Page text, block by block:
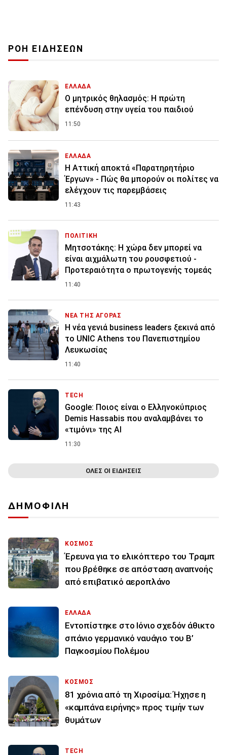
ΡΟΗ ΕΙΔΗΣΕΩΝ
ΕΛΛΑΔΑ
Ο μητρικός θηλασμός: Η πρώτη
επένδυση στην υγεία του παιδιού
11:50
ΕΛΛΑΔΑ
Η Αττική αποκτά «Παρατηρητήριο
Έργων» - Πώς θα μπορούν οι πολίτες να
ελέγχουν τις παρεμβάσεις
11:43
ΠΟΛΙΤΙΚΗ
Μητσοτάκης: Η χώρα δεν μπορεί να
είναι αιχμάλωτη του ρουσφετιού -
Προτεραιότητα ο πρωτογενής τομεάς
11:40
ΝΕΑ ΤΗΣ ΑΓΟΡΑΣ
Η νέα γενιά business leaders ξεκινά από
το UNIC Athens του Πανεπιστημίου
Λευκωσίας
11:40
TECH
Google: Ποιος είναι ο Ελληνοκύπριος
Demis Hassabis που αναλαμβάνει το
«τιμόνι» της ΑΙ
11:30
ΟΛΕΣ ΟΙ ΕΙΔΗΣΕΙΣ
ΔΗΜΟΦΙΛΗ
ΚΟΣΜΟΣ
Έρευνα για το ελικόπτερο του Τραμπ
που βρέθηκε σε απόσταση αναπνοής
από επιβατικό αεροπλάνο
ΕΛΛΑΔΑ
Εντοπίστηκε στο Ιόνιο σχεδόν άθικτο
σπάνιο γερμανικό ναυάγιο του Β’
Παγκοσμίου Πολέμου
ΚΟΣΜΟΣ
81 χρόνια από τη Χιροσίμα: Ήχησε η
«καμπάνα ειρήνης» προς τιμήν των
θυμάτων
TECH